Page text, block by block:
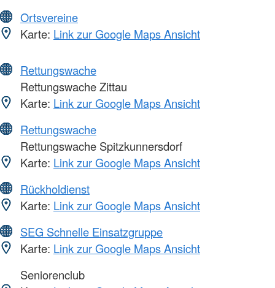
Ortsvereine
Karte: Link zur Google Maps Ansicht
Rettungswache
Rettungswache Zittau
Karte: Link zur Google Maps Ansicht
Rettungswache
Rettungswache Spitzkunnersdorf
Karte: Link zur Google Maps Ansicht
Rückholdienst
Karte: Link zur Google Maps Ansicht
SEG Schnelle Einsatzgruppe
Karte: Link zur Google Maps Ansicht
Seniorenclub